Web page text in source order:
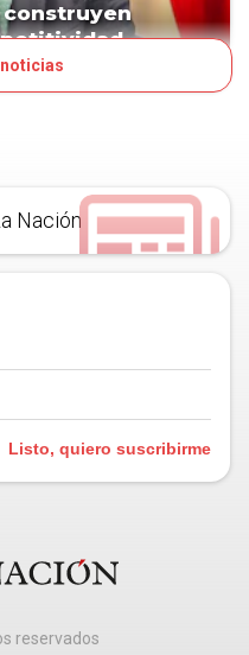
construyen
Nación
Listo, quiero suscribirme
reservados